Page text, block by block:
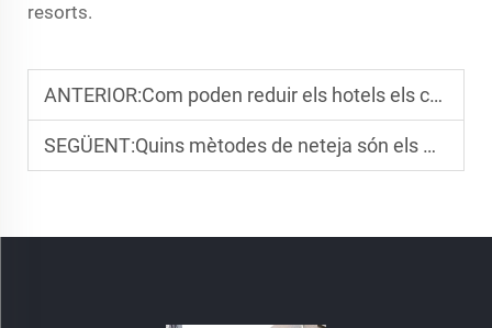
resorts.
ANTERIOR:Com poden reduir els hotels els costos utilitzant
SEGÜENT:Quins mètodes de neteja són els més eficaços per a les sabatilles d’hotel respectuoses amb el medi ambient?